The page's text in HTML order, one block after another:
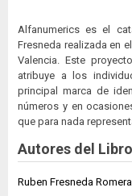
Alfanumerics es el
Fresneda realizada en
Valencia. Este
atribuye a los
principal marca de
números y en
que para nada
Autores del
Ruben Fresneda Romera